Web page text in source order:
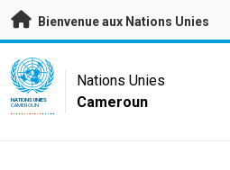
Passer au contenu principal
Bienvenue aux Nations Unies
UN Logo
NATIONS UNIES
CAMEROUN
Nations Unies
Cameroun